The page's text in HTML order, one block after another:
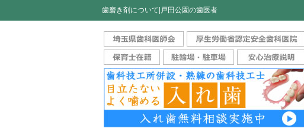
歯磨き剤について|戸田公園の歯医者